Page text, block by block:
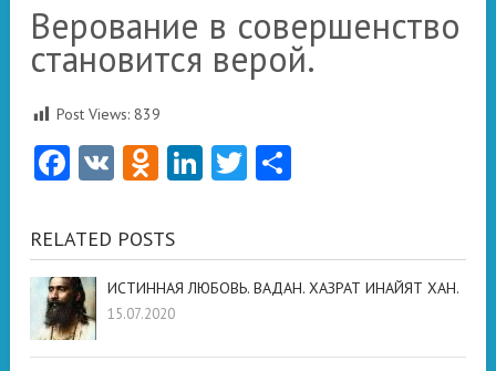
Верование в совершенство
становится верой.
Post Views: 839
Facebook
VK Odnoklassniki
LinkedIn
Twitter
RELATED POSTS
ИСТИННАЯ ЛЮБОВЬ. ВАДАН. ХАЗРАТ ИНАЙЯТ ХАН.
15.07.2020